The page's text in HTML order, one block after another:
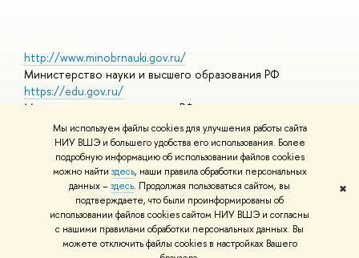
Мы используем файлы cookies для улучшения работы сайта
НИУ ВШЭ и большего удобства его использования. Более
подробную информацию об использовании файлов cookies
можно найти здесь, наши правила обработки персональных
данных –здесь. Продолжая пользоваться сайтом, вы
подтверждаете, что были проинформированы об
использовании файлов cookies сайтом НИУ ВШЭ и согласны
с нашими правилами обработки персональных данных. Вы
можете отключить файлы cookies в настройках Вашего
✖
http://www.minobrnauki.gov.ru/
Министерство науки и высшего образования РФ
https://edu.gov.ru/
Министерство просвещения РФ
https://elearning.hse.ru/mooc
Массовые открытые онлайн-курсы
© НИУ ВШЭ 1993–2026 Адреса и контактыУсловия
использования материалов Политика конфиденциальности
Шрифты HSE Sans и HSE Slab разработаны вШколе дизайна НИУ